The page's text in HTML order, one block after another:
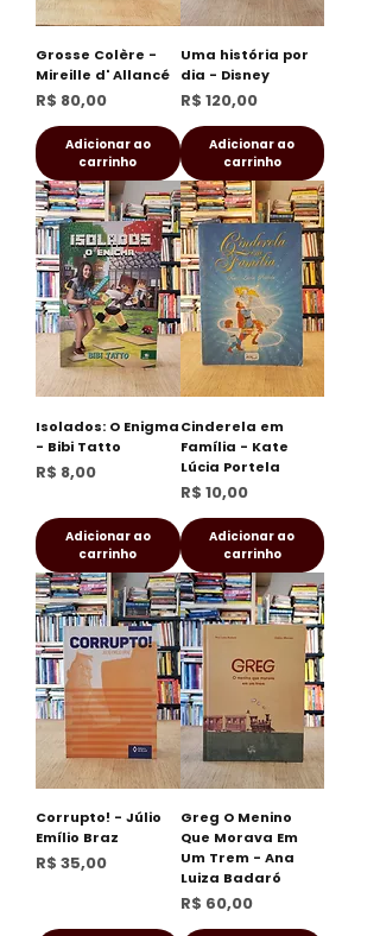
Grosse Colère -
Mireille d' Allancé
Preço
R$ 80,00
Adicionar ao
carrinho
Uma história por
dia - Disney
Preço
R$ 120,00
Adicionar ao
carrinho
Isolados: O Enigma
- Bibi Tatto
Preço
R$ 8,00
Adicionar ao
carrinho
Cinderela em
Família - Kate
Lúcia Portela
Preço
R$ 10,00
Adicionar ao
carrinho
Corrupto! - Júlio
Emílio Braz
Preço
R$ 35,00
Greg O Menino
Que Morava Em
Um Trem - Ana
Luiza Badaró
Preço
R$ 60,00